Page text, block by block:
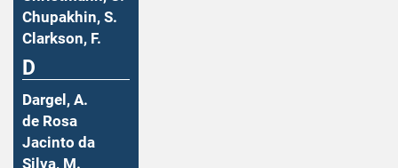
Chupakhin, S.
Clarkson, F.
D
Dargel, A.
de Rosa
Jacinto da
Silva, M.